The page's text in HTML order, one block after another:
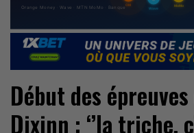
Début des épreuves
Dixinn : ‘’la triche,